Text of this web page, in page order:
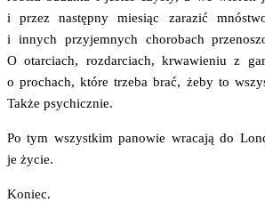
i przez następ­ny mie­siąc zara­zić
i innych przy­jem­nych cho­ro­bach
O otar­ciach, roz­dar­ciach, krwa­wie­niu z
o pro­chach, któ­re trze­ba brać, żeby to
Tak­że psychicznie.
Po tym wszyst­kim pano­wie wra­ca­ją do
je życie.
Koniec.